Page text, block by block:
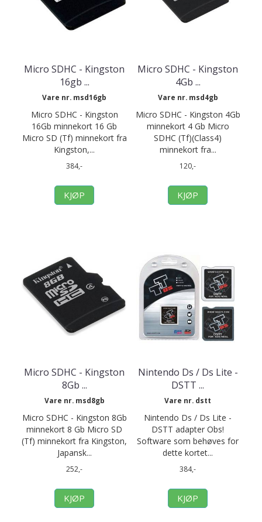
Micro SDHC - Kingston
16gb ...
Vare nr. msd16gb
Micro SDHC - Kingston
16Gb minnekort 16 Gb
Micro SD (Tf) minnekort fra
Kingston,...
384,-
KJØP
Micro SDHC - Kingston
4Gb ...
Vare nr. msd4gb
Micro SDHC - Kingston 4Gb
minnekort 4 Gb Micro
SDHC (Tf)(Class4)
minnekort fra...
120,-
KJØP
Micro SDHC - Kingston
8Gb ...
Vare nr. msd8gb
Micro SDHC - Kingston 8Gb
minnekort 8 Gb Micro SD
(Tf) minnekort fra Kingston,
Japansk...
252,-
KJØP
Nintendo Ds / Ds Lite -
DSTT ...
Vare nr. dstt
Nintendo Ds / Ds Lite -
DSTT adapter Obs!
Software som behøves for
dette kortet...
384,-
KJØP